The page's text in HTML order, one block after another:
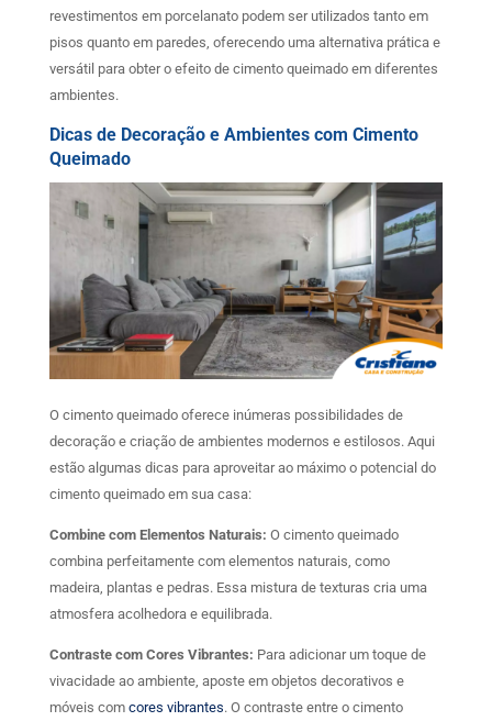
revestimentos em porcelanato podem ser utilizados tanto em
pisos quanto em paredes, oferecendo uma alternativa prática e
versátil para obter o efeito de cimento queimado em diferentes
ambientes.
Dicas de Decoração e Ambientes com Cimento
Queimado
O cimento queimado oferece inúmeras possibilidades de
decoração e criação de ambientes modernos e estilosos. Aqui
estão algumas dicas para aproveitar ao máximo o potencial do
cimento queimado em sua casa:
Combine com Elementos Naturais: O cimento queimado
combina perfeitamente com elementos naturais, como
madeira, plantas e pedras. Essa mistura de texturas cria uma
atmosfera acolhedora e equilibrada.
Contraste com Cores Vibrantes: Para adicionar um toque de
vivacidade ao ambiente, aposte em objetos decorativos e
móveis com cores vibrantes. O contraste entre o cimento